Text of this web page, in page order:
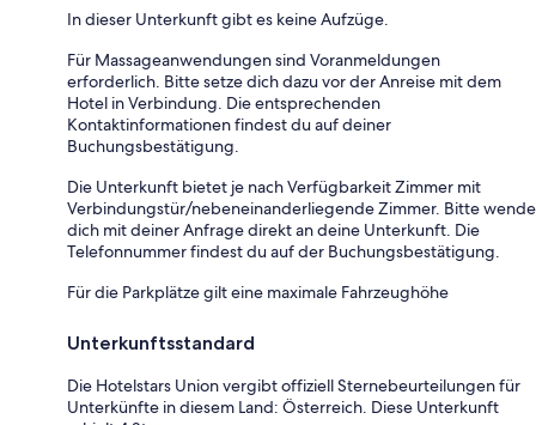
In dieser Unterkunft gibt es keine Aufzüge.
Für Massageanwendungen sind Voranmeldungen
erforderlich. Bitte setze dich dazu vor der Anreise mit dem
Hotel in Verbindung. Die entsprechenden
Kontaktinformationen findest du auf deiner
Buchungsbestätigung.
Die Unterkunft bietet je nach Verfügbarkeit Zimmer mit
Verbindungstür/nebeneinanderliegende Zimmer. Bitte wende
dich mit deiner Anfrage direkt an deine Unterkunft. Die
Telefonnummer findest du auf der Buchungsbestätigung.
Für die Parkplätze gilt eine maximale Fahrzeughöhe
Unterkunftsstandard
Die Hotelstars Union vergibt offiziell Sternebeurteilungen für
Unterkünfte in diesem Land: Österreich. Diese Unterkunft